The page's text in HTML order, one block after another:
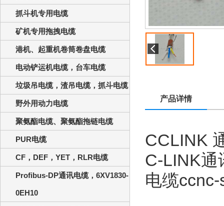
抓斗机专用电缆
矿机专用拖拽电缆
港机、起重机卷筒卷盘电缆
电动铲运机电缆，台车电缆
垃圾吊电缆，渣吊电缆，抓斗电缆
野外用动力电缆
聚氨酯电缆、聚氨酯拖链电缆
PUR电缆
CF，DEF，YET，RLR电缆
Profibus-DP通讯电缆，6XV1830-
0EH10
产品详情
CCLINK
C-LINK通
电缆ccnc-